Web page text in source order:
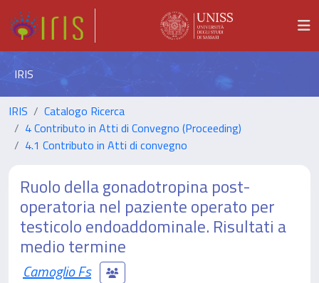
IRIS
IRIS
Catalogo Ricerca
4 Contributo in Atti di Convegno (Proceeding)
4.1 Contributo in Atti di convegno
Ruolo della gonadotropina post-
operatoria nel paziente operato per
testicolo endoaddominale. Risultati a
medio termine
Camoglio Fs